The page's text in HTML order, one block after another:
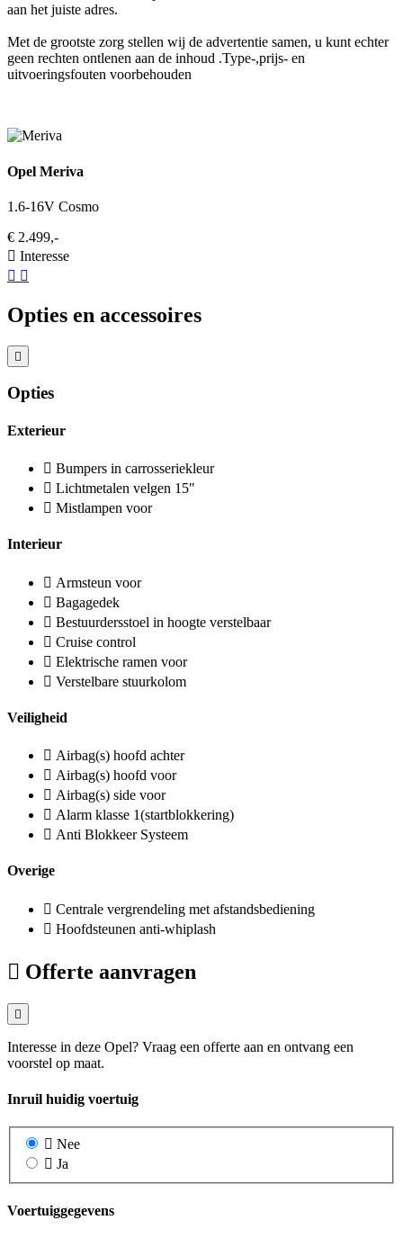
aan het juiste adres.
Met de grootste zorg stellen wij de advertentie samen, u kunt echter
geen rechten ontlenen aan de inhoud .Type-,prijs- en
uitvoeringsfouten voorbehouden
Opel Meriva
1.6-16V Cosmo
€ 2.499,-
Interesse
Opties en accessoires
Opties
Exterieur
Bumpers in carrosseriekleur
Lichtmetalen velgen 15"
Mistlampen voor
Interieur
Armsteun voor
Bagagedek
Bestuurdersstoel in hoogte verstelbaar
Cruise control
Elektrische ramen voor
Verstelbare stuurkolom
Veiligheid
Airbag(s) hoofd achter
Airbag(s) hoofd voor
Airbag(s) side voor
Alarm klasse 1(startblokkering)
Anti Blokkeer Systeem
Overige
Centrale vergrendeling met afstandsbediening
Hoofdsteunen anti-whiplash
Offerte aanvragen
Interesse in deze Opel? Vraag een offerte aan en ontvang een
voorstel op maat.
Inruil huidig voertuig
Nee
Ja
Voertuiggegevens